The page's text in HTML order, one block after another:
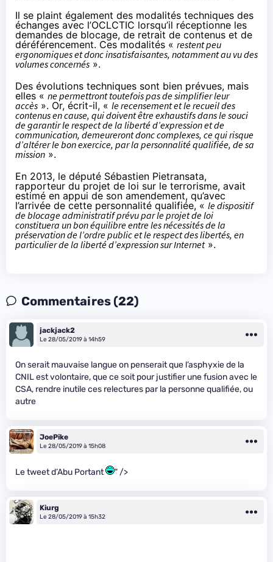
Il se plaint également des modalités techniques des
échanges avec l’OCLCTIC lorsqu’il réceptionne les
demandes de blocage, de retrait de contenus et de
déréférencement. Ces modalités « restent peu
ergonomiques et donc insatisfaisantes, notamment au vu des
volumes concernés ».
Des évolutions techniques sont bien prévues, mais
elles « ne permettront toutefois pas de simplifier leur
accès ». Or, écrit-il, « le recensement et le recueil des
contenus en cause, qui doivent être exhaustifs dans le souci
de garantir le respect de la liberté d’expression et de
communication, demeureront donc complexes, ce qui risque
d’altérer le bon exercice, par la personnalité qualifiée, de sa
mission ».
En 2013, le député Sébastien Pietransata,
rapporteur du projet de loi sur le terrorisme, avait
estimé en appui de son amendement, qu’avec
l’arrivée de cette personnalité qualifiée, « le dispositif
de blocage administratif prévu par le projet de loi
constituera un bon équilibre entre les nécessités de la
préservation de l’ordre public et le respect des libertés, en
particulier de la liberté d’expression sur Internet».
Commentaires (22)
jackjack2
Le 28/05/2019 à 14h59
On serait mauvaise langue on penserait que l’asphyxie de la
CNIL est volontaire, que ce soit pour justifier une fusion avec le
CSA, rendre inutile ces relectures par la personne qualifiée, ou
autre
JoePike
Le 28/05/2019 à 15h08
Le tweet d’Abu Portant " />
Kiurg
Le 28/05/2019 à 15h32